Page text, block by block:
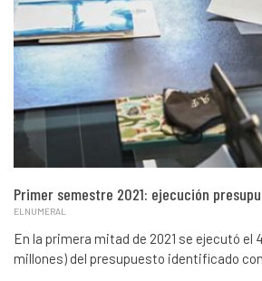
Primer semestre 2021: ejecución
ELNUMERAL
En la primera mitad de 2021 se ejecutó el
millones) del presupuesto identificado